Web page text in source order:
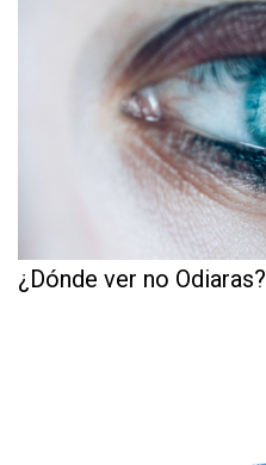
¿Dónde ver no Odiaras?